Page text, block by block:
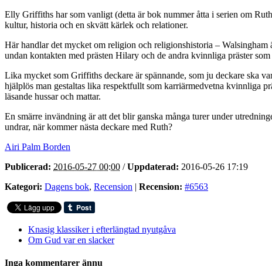
Elly Griffiths har som vanligt (detta är bok nummer åtta i serien om
kultur, historia och en skvätt kärlek och relationer.
Här handlar det mycket om religion och religionshistoria –
undan kontakten med prästen Hilary och de andra kvinnliga präster
Lika mycket som Griffiths deckare är spännande, som ju deckare ska
hjälplös man gestaltas lika respektfullt som karriärmedvetna kvinnliga
läsande hussar och mattar.
En smärre invändning är att det blir ganska många turer under
undrar, när kommer nästa deckare med Ruth?
Airi Palm Borden
Publicerad: 2016-05-27 00:00 /Uppdaterad: 2016-05-26 17:19
Kategori: Dagens bok, Recension | Recension: #6563
Knasig klassiker i efterlängtad nyutgåva
Om Gud var en slacker
Inga kommentarer ännu